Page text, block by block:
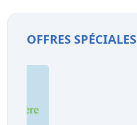
OFFRES SPÉCIALES